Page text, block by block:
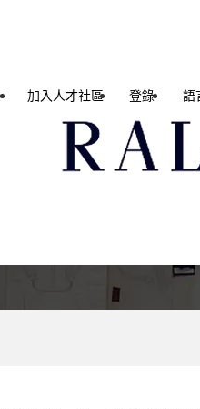
加入人才社區 登錄 語